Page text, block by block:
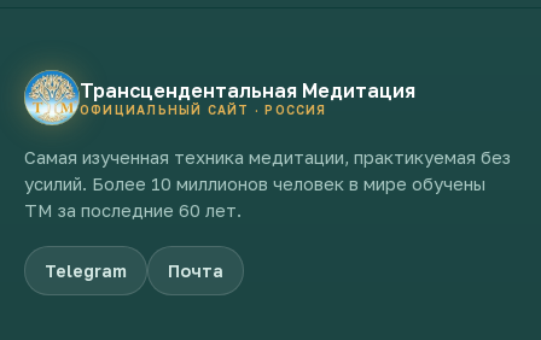
Трансцендентальная Медитация
ОФИЦИАЛЬНЫЙ САЙТ · РОССИЯ
Самая изученная техника медитации, практикуемая без
усилий. Более 10 миллионов человек в мире обучены
ТМ за последние 60 лет.
Telegram Почта